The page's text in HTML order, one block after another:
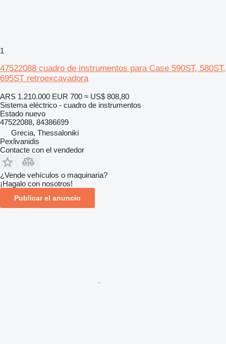
1
47522088 cuadro de instrumentos para Case 590ST, 580ST,
695ST retroexcavadora
ARS 1.210.000 EUR 700 ≈ US$ 808,80
Sistema eléctrico - cuadro de instrumentos
Estado nuevo
47522088, 84386699
Grecia, Thessaloniki
Pexlivanidis
Contacte con el vendedor
¿Vende vehículos o maquinaria?
¡Hagalo con nosotros!
Publicar el anuncio